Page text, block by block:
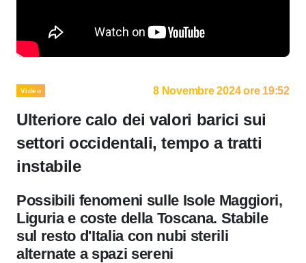
Video 8 Novembre 2024 ore 19:52
Ulteriore calo dei valori barici sui
settori occidentali, tempo a tratti
instabile
Possibili fenomeni sulle Isole Maggiori,
Liguria e coste della Toscana. Stabile
sul resto d'Italia con nubi sterili
alternate a spazi sereni